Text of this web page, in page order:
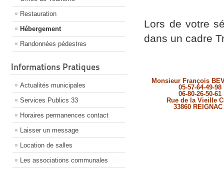
Restauration
Hébergement
Randonnées pédestres
Informations Pratiques
Actualités municipales
Services Publics 33
Horaires permanences contact
Laisser un message
Location de salles
Les associations communales
Lors de votre
dans un cadre
Monsieur François
05-57-64-49-98
06-80-26-50-61
Rue de la Vieille
33860